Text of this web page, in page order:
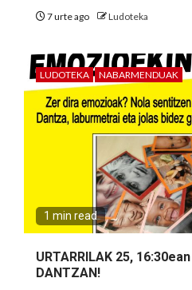
7 urte ago Ludoteka
LUDOTEKA NABARMENDUAK
1 min read
URTARRILAK 25,
DANTZAN!